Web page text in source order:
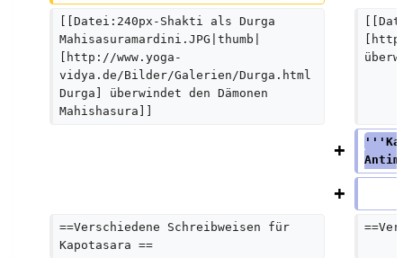
u
a
[[Datei:240px-Shakti als Durga
Mahisasuramardini.JPG|thumb|
[http://www.yoga-
vidya.de/Bilder/Galerien/Durga.html
Durga] überwindet den Dämonen
Mahishasura]]
==Verschiedene Schreibweisen für
Kapotasara ==